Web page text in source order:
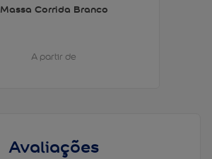
Massa Corrida Branco
A partir de
Avaliações